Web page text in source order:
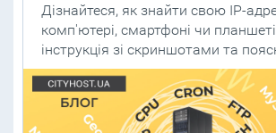
Дізнайтеся, як знайти свою IP-
комп'ютері, смартфоні чи
інструкція зі скриншотами та